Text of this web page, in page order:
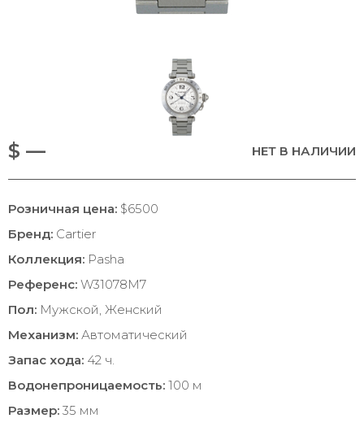
$ — НЕТ В НАЛИЧИИ
Розничная цена: $6500
Бренд: Cartier
Коллекция: Pasha
Референс: W31078M7
Пол: Мужской, Женский
Механизм: Автоматический
Запас хода: 42 ч.
Водонепроницаемость: 100 м
Размер: 35 мм